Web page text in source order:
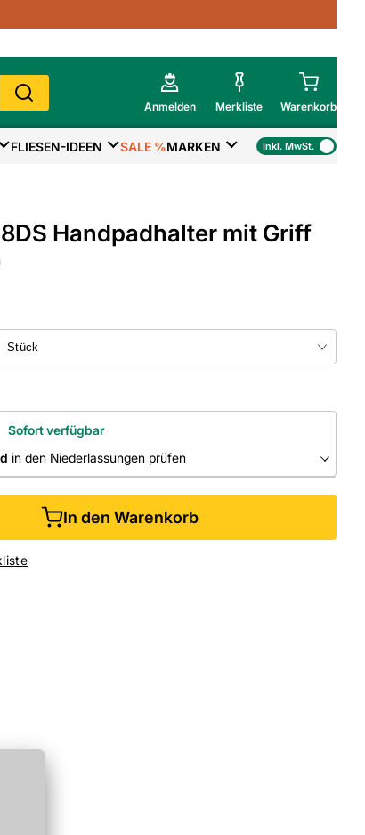
Anmelden Merkliste Warenkorb
Mein Warenkorb
FLIESEN-IDEEN SALE %MARKEN Inkl. MwSt.
Handpadhalter mit Griff
Sofort verfügbar
in den Niederlassungen prüfen
In den Warenkorb